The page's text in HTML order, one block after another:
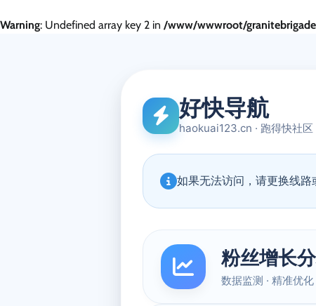
Warning: Undefined array key 2 in /www/wwwroot/